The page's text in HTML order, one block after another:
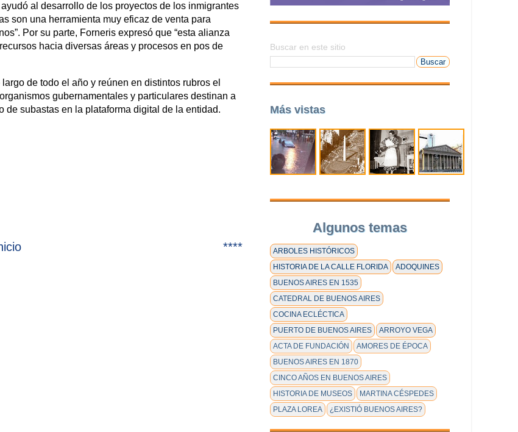
al desarrollo de los proyectos de los inmigrantes
son una herramienta muy eficaz de venta para
Por su parte, Forneris expresó que “esta alianza
hacia diversas áreas y procesos en pos de
de todo el año y reúnen en distintos rubros el
gubernamentales y particulares destinan a
subastas en la plataforma digital de la entidad.
****
Buscar en este sitio
Más vistas
Algunos temas
ARBOLES HISTÓRICOS
HISTORIA DE LA CALLE FLORIDA
ADOQUINES
BUENOS AIRES EN 1535
CATEDRAL DE BUENOS AIRES
COCINA ECLÉCTICA
PUERTO DE BUENOS AIRES
ARROYO VEGA
ACTA DE FUNDACIÓN
AMORES DE ÉPOCA
BUENOS AIRES EN 1870
CINCO AÑOS EN BUENOS AIRES
HISTORIA DE MUSEOS
MARTINA CÉSPEDES
PLAZA LOREA
¿EXISTIÓ BUENOS AIRES?